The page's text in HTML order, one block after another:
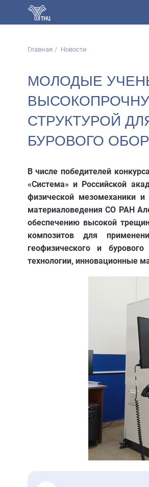
Главная Новости
МОЛОДЫЕ
СТРУКТУРОЙ
БУРОВОГО
В числе победителей
«Система» и Российской
физической мезомеханики
материаловедения СО РАН
обеспечению высокой
композитов для
геофизического и
технологии, инновационные